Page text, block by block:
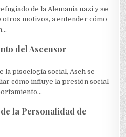
de la Alemania nazi y se
otros motivos, a entender cómo
del Ascensor
la pisoclogía social, Asch se
cómo influye la presión social
la Personalidad de